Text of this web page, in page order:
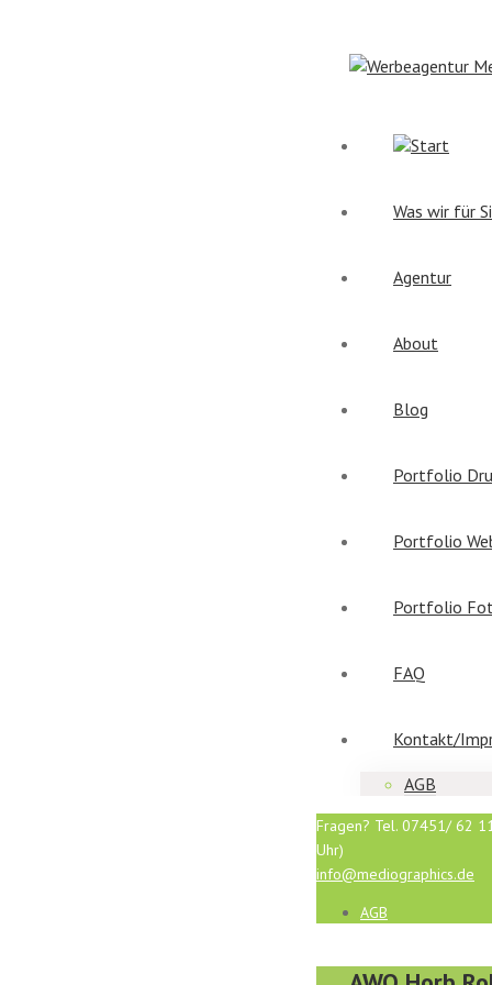
Start
Was wir für
Agentur
About
Blog
Portfolio
Portfolio
Portfolio
FAQ
Kontakt/
AGB
Fragen? Tel. 07451/ 62
Uhr)
info@mediographics.de
AGB